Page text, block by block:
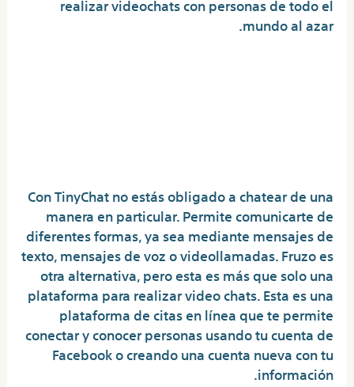
mundo al azar.
Con TinyChat no estás obligado a chatear de una
manera en particular. Permite comunicarte de
diferentes formas, ya sea mediante mensajes de
texto, mensajes de voz o videollamadas. Fruzo es
otra alternativa, pero esta es más que solo una
plataforma para realizar video chats. Esta es una
plataforma de citas en línea que te permite
conectar y conocer personas usando tu cuenta de
Facebook o creando una cuenta nueva con tu
información.